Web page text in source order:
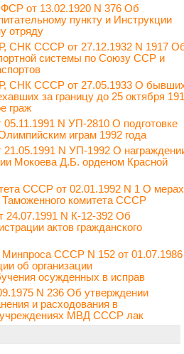
от 13.02.1920 N 376 Об
пункту и Инструкции
отряду
СНК СССР от 27.12.1932 N 1917
системы по Союзу ССР и
СНК СССР от 27.05.1933 О
за границу до 25 октября
граж
N УП-2810 О подготовке
играм 1992 года
N УП-1992 О
Мокоева Д.Б. орденом Красной
СССР от 02.01.1992 N 1 О
комитета СССР
N К-12-392 Об
актов гражданского
СССР N 152 от 01.07.1986
об организации
осужденных в исправ
N 236 Об утверждении
и расходования в
учреждениях МВД СССР лак